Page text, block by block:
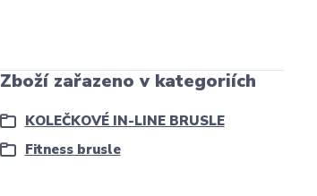
Zboží zařazeno v kategoriích
KOLEČKOVÉ IN-LINE BRUSLE
Fitness brusle